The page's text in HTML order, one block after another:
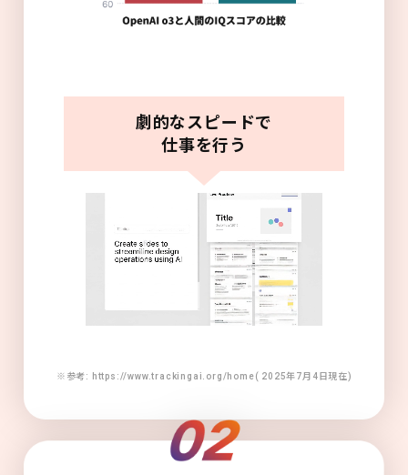
劇的なスピードで
仕事を行う
※参考: https://www.trackingai.org/home( 2025年7月4日現在)